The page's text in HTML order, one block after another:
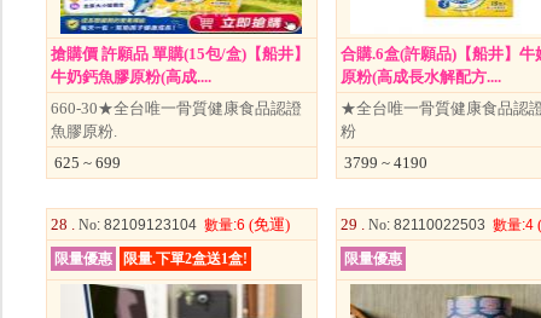
搶購價 許願品 單購(15包/盒)【船井】
牛奶鈣魚膠原粉(高成....
660-30★全台唯一骨質健康食品認證
魚膠原粉.
625 ~ 699
合購.6盒(許願品)【船井】牛
原粉(高成長水解配方....
★全台唯一骨質健康食品認
粉
3799 ~ 4190
28 . No: 82109123104 數量:6 (免運)
限量優惠 限量.下單2盒送1盒!
29 . No: 82110022503 數量:4
限量優惠